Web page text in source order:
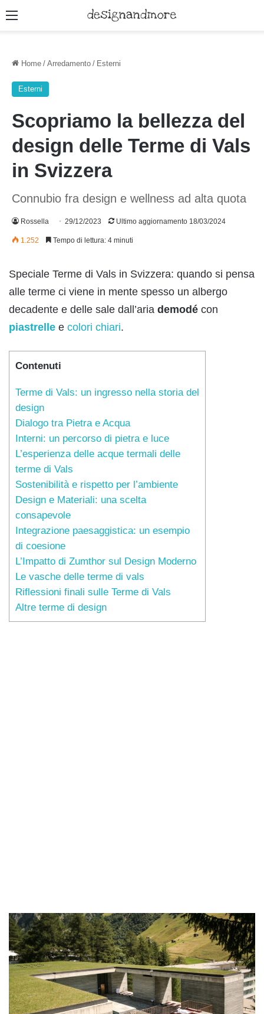
Menu
Home / Arredamento / Esterni
Esterni
Scopriamo la bellezza del
design delle Terme di Vals
in Svizzera
Connubio fra design e wellness ad alta quota
Rossella 29/12/2023 Ultimo aggiornamento 18/03/2024
1.252 Tempo di lettura: 4 minuti
Speciale Terme di Vals in Svizzera: quando si pensa
alle terme ci viene in mente spesso un albergo
decadente e delle sale dall’aria demodé con
piastrelle e colori chiari.
Contenuti
Terme di Vals: un ingresso nella storia del
design
Dialogo tra Pietra e Acqua
Interni: un percorso di pietra e luce
L’esperienza delle acque termali delle
terme di Vals
Sostenibilità e rispetto per l’ambiente
Design e Materiali: una scelta
consapevole
Integrazione paesaggistica: un esempio
di coesione
L’Impatto di Zumthor sul Design Moderno
Le vasche delle terme di vals
Riflessioni finali sulle Terme di Vals
Altre terme di design